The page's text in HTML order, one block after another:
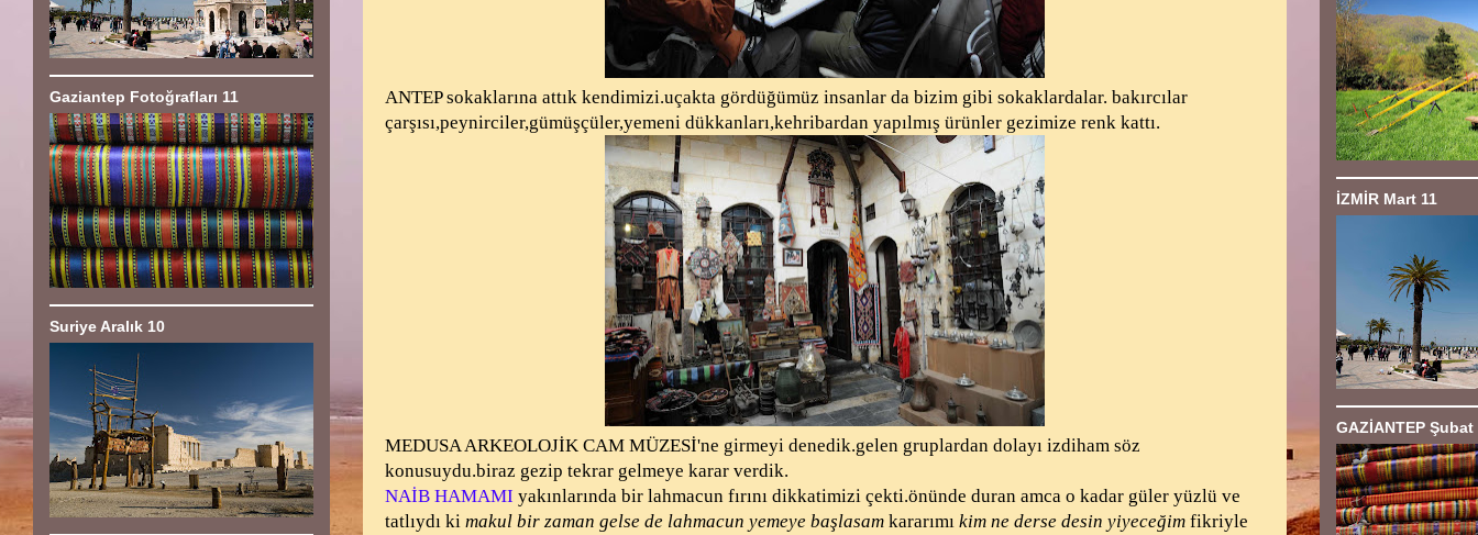
ANTEP sokaklarına attık kendimizi.uçakta gördüğümüz insanlar da bizim gibi sokaklardalar. bakırcılar
çarşısı,peynirciler,gümüşçüler,yemeni dükkanları,kehribardan yapılmış ürünler gezimize renk kattı.
MEDUSA ARKEOLOJİK CAM MÜZESİ'ne girmeyi denedik.gelen gruplardan dolayı izdiham söz
konusuydu.biraz gezip tekrar gelmeye karar verdik.
NAİB HAMAMI yakınlarında bir lahmacun fırını dikkatimizi çekti.önünde duran amca o kadar güler yüzlü ve
tatlıydı ki makul bir zaman gelse de lahmacun yemeye başlasam kararımı kim ne derse desin yiyeceğim fikriyle
Gaziantep Fotoğrafları 11
Suriye Aralık 10
İZMİR Mart 11
GAZİANTEP Şubat